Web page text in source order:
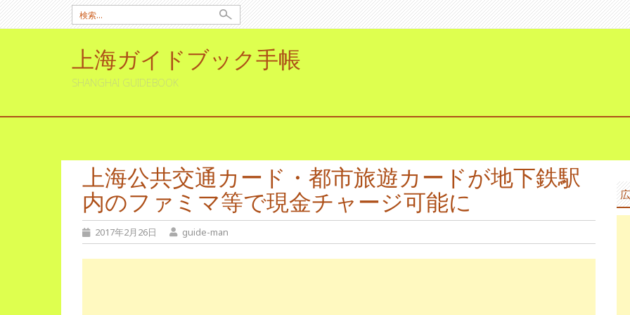
検
索:
上海ガイドブック手帳
SHANGHAI GUIDEBOOK
テ
ツ
へ
ス
キ
ッ
プ
上海公共交通カード・都市旅遊カードが地下鉄駅
内のファミマ等で現金チャージ可能に
2017年2月26日 guide-man